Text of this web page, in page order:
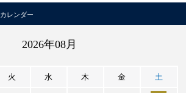
カレンダー
2026年08月
火 水 木 金 土